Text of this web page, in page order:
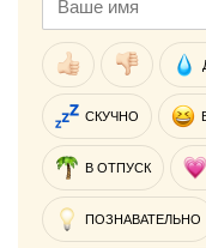
СКУЧНО
В ОТПУСК
ПОЗНАВАТЕЛЬНО